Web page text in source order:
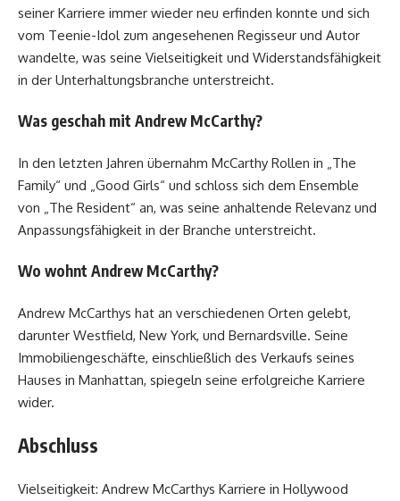
seiner Karriere immer wieder neu erfinden konnte und sich
vom Teenie-Idol zum angesehenen Regisseur und Autor
wandelte, was seine Vielseitigkeit und Widerstandsfähigkeit
in der Unterhaltungsbranche unterstreicht.
Was geschah mit Andrew McCarthy?
In den letzten Jahren übernahm McCarthy Rollen in „The
Family“ und „Good Girls“ und schloss sich dem Ensemble
von „The Resident“ an, was seine anhaltende Relevanz und
Anpassungsfähigkeit in der Branche unterstreicht.
Wo wohnt Andrew McCarthy?
Andrew McCarthys hat an verschiedenen Orten gelebt,
darunter Westfield, New York, und Bernardsville. Seine
Immobiliengeschäfte, einschließlich des Verkaufs seines
Hauses in Manhattan, spiegeln seine erfolgreiche Karriere
wider.
Abschluss
Vielseitigkeit: Andrew McCarthys Karriere in Hollywood